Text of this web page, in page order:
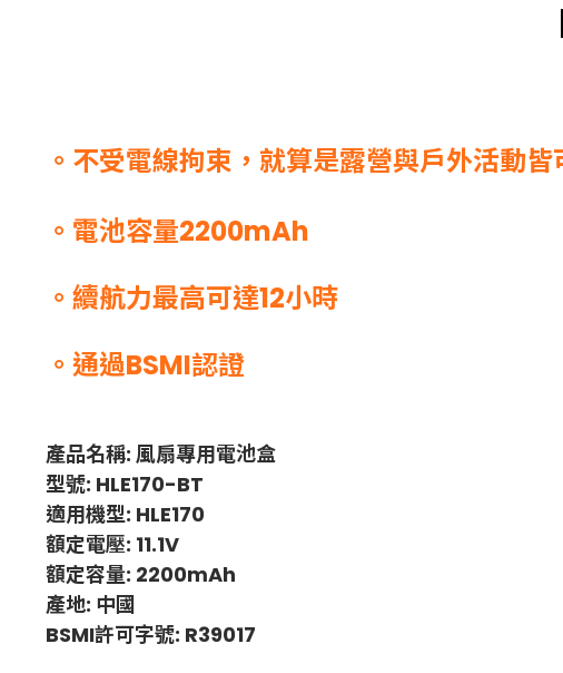
。不受電線拘束，就算是露營與戶外活動
。電池容量2200mAh
。續航力最高可達12小時
。通過BSMI認證
產品名稱: 風扇專用電池盒
型號: HLE170-BT
適用機型: HLE170
額定電壓: 11.1V
額定容量: 2200mAh
產地: 中國
BSMI許可字號: R39017